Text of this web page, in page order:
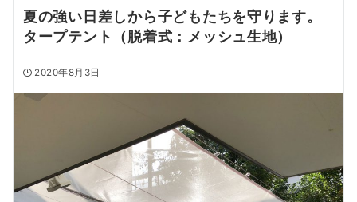
夏の強い日差しから子どもたちを守ります。
タープテント（脱着式：メッシュ生地）
2020年8月3日